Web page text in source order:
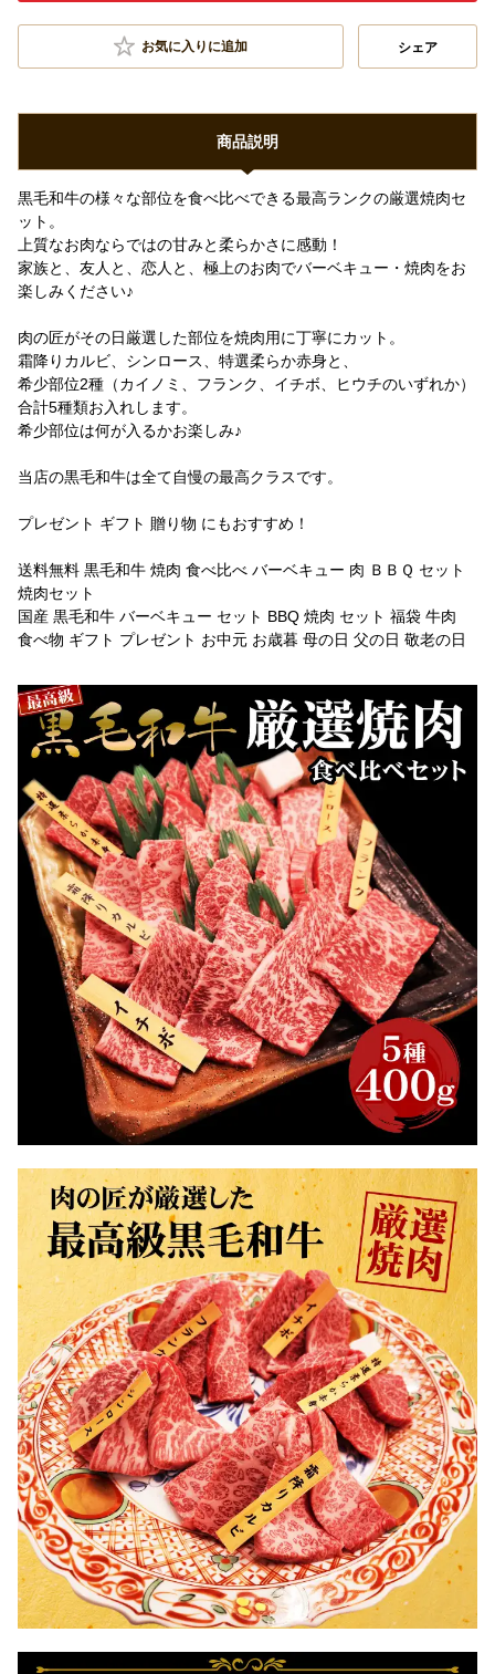
お気に入りに追加 シェア
商品説明
黒毛和牛の様々な部位を食べ比べできる最高ランクの厳選焼肉セ
ット。
上質なお肉ならではの甘みと柔らかさに感動！
家族と、友人と、恋人と、極上のお肉でバーベキュー・焼肉をお
楽しみください♪
肉の匠がその日厳選した部位を焼肉用に丁寧にカット。
霜降りカルビ、シンロース、特選柔らか赤身と、
希少部位2種（カイノミ、フランク、イチボ、ヒウチのいずれか）
合計5種類お入れします。
希少部位は何が入るかお楽しみ♪
当店の黒毛和牛は全て自慢の最高クラスです。
プレゼント ギフト 贈り物 にもおすすめ！
送料無料 黒毛和牛 焼肉 食べ比べ バーベキュー 肉 ＢＢＱ セット
焼肉セット
国産 黒毛和牛 バーベキュー セット BBQ 焼肉 セット 福袋 牛肉
食べ物 ギフト プレゼント お中元 お歳暮 母の日 父の日 敬老の日